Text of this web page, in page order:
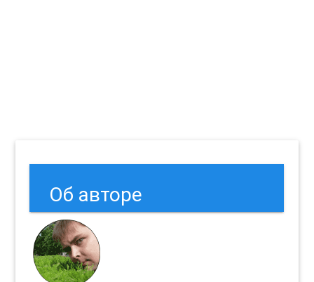
Об авторе